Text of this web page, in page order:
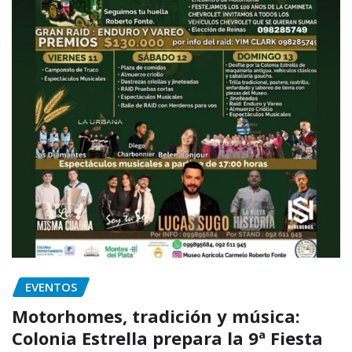
EVENTOS
Motorhomes, tradición y música:
Colonia Estrella prepara la 9ª Fiesta